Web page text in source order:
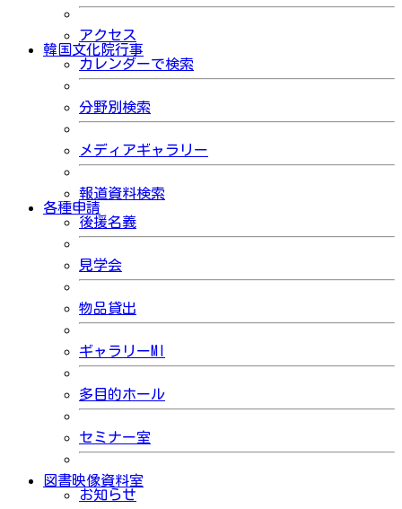
アクセス
韓国文化院行事
カレンダーで検索
分野別検索
メディアギャラリー
報道資料検索
各種申請
後援名義
見学会
物品貸出
ギャラリーMI
多目的ホール
セミナー室
図書映像資料室
お知らせ